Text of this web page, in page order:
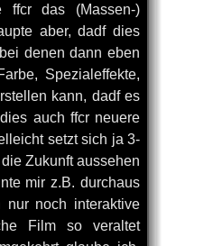
ffcr das (Massen-)
aber, dadf dies
denen dann eben
Spezialeffekte,
kann, dadf es
auch ffcr neuere
setzt sich ja 3-
Zukunft aussehen
mir z.B. durchaus
noch interaktive
Film so veraltet